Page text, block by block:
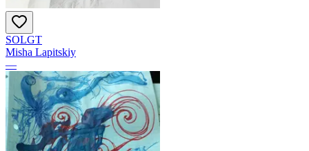
SOLGT
Misha Lapitskiy
—